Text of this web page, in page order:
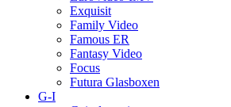
Exquisit
Family Video
Famous ER
Fantasy Video
Focus
Futura Glasboxen
G-I